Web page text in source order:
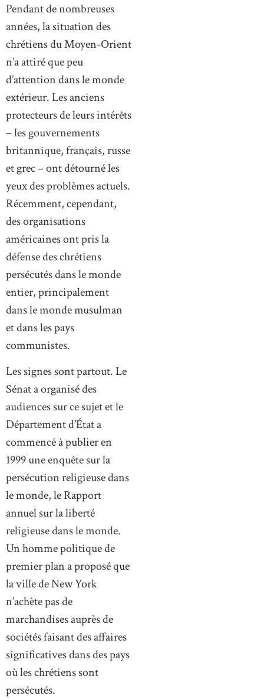
Pendant de nombreuses
années, la situation des
chrétiens du Moyen-Orient
n’a attiré que peu
d’attention dans le monde
extérieur. Les anciens
protecteurs de leurs intérêts
– les gouvernements
britannique, français, russe
et grec – ont détourné les
yeux des problèmes actuels.
Récemment, cependant,
des organisations
américaines ont pris la
défense des chrétiens
persécutés dans le monde
entier, principalement
dans le monde musulman
et dans les pays
communistes.
Les signes sont partout. Le
Sénat a organisé des
audiences sur ce sujet et le
Département d’État a
commencé à publier en
1999 une enquête sur la
persécution religieuse dans
le monde, le Rapport
annuel sur la liberté
religieuse dans le monde.
Un homme politique de
premier plan a proposé que
la ville de New York
n’achète pas de
marchandises auprès de
sociétés faisant des affaires
significatives dans des pays
où les chrétiens sont
persécutés.